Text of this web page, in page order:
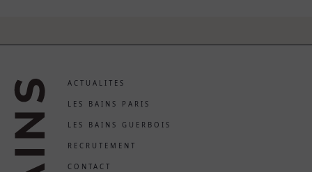
ACTUALITES
LES BAINS PARIS
LES BAINS GUERBOIS
RECRUTEMENT
CONTACT